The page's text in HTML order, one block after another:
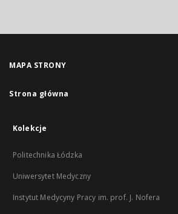
MAPA STRONY
Strona główna
Kolekcje
Politechnika Łódzka
Uniwersytet Medyczny
Instytut Medycyny Pracy im. prof. J. Nofera